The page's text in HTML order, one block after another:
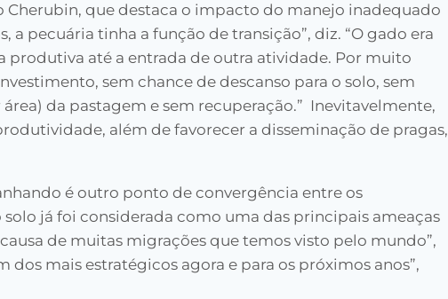
Cherubin, que destaca o impacto do manejo inadequado
a pecuária tinha a função de transição”, diz. “O gado era
produtiva até a entrada de outra atividade. Por muito
sem chance de descanso para o solo, sem
da pastagem e sem recuperação.” Inevitavelmente,
além de favorecer a disseminação de pragas,
é outro ponto de convergência entre os
solo já foi considerada como uma das principais ameaças
de muitas migrações que temos visto pelo mundo”,
dos mais estratégicos agora e para os próximos anos”,